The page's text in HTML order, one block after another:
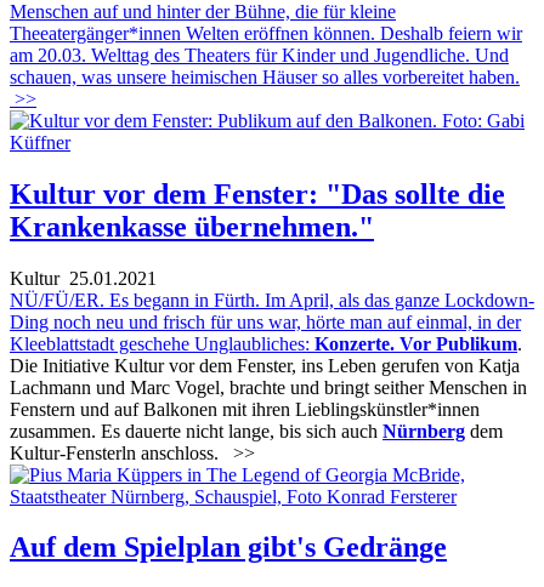
Menschen auf und hinter der Bühne, die für kleine
Theeatergänger*innen Welten eröffnen können. Deshalb feiern wir
am 20.03. Welttag des Theaters für Kinder und Jugendliche. Und
schauen, was unsere heimischen Häuser so alles vorbereitet haben.
>>
Kultur vor dem Fenster: "Das sollte die
Krankenkasse übernehmen."
Kultur25.01.2021
NÜ/FÜ/ER. Es begann in Fürth. Im April, als das ganze Lockdown-
Ding noch neu und frisch für uns war, hörte man auf einmal, in der
Kleeblattstadt geschehe Unglaubliches: Konzerte. Vor Publikum.
Die Initiative Kultur vor dem Fenster, ins Leben gerufen von Katja
Lachmann und Marc Vogel, brachte und bringt seither Menschen in
Fenstern und auf Balkonen mit ihren Lieblingskünstler*innen
zusammen. Es dauerte nicht lange, bis sich auch Nürnberg dem
Kultur-Fensterln anschloss.
>>
Auf dem Spielplan gibt's Gedränge